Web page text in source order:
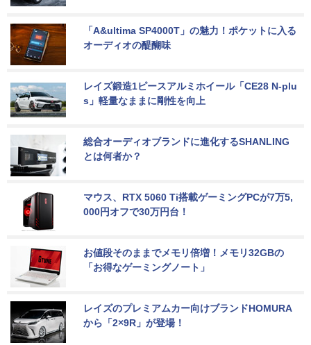
「A&ultima SP4000T」の魅力！ポケットに入る
オーディオの醍醐味
レイズ鍛造1ピースアルミホイール「CE28 N-plu
s」軽量なままに剛性を向上
総合オーディオブランドに進化するSHANLING
とは何者か？
マウス、RTX 5060 Ti搭載ゲーミングPCが7万5,
000円オフで30万円台！
お値段そのままでメモリ倍増！メモリ32GBの
「お得なゲーミングノート」
レイズのプレミアムカー向けブランドHOMURA
から「2×9R」が登場！